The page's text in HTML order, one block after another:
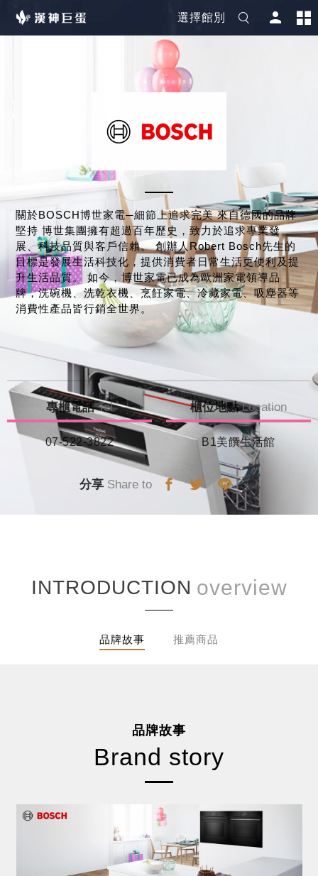
選擇館別
關於BOSCH博世家電─細節上追求完美 來自德國的品牌
堅持 博世集團擁有超過百年歷史，致力於追求專業發
展、科技品質與客戶信賴。 創辦人Robert Bosch先生的
目標是發展生活科技化，提供消費者日常生活更便利及提
升生活品質。 如今，博世家電已成為歐洲家電領導品
牌，洗碗機、洗乾衣機、烹飪家電、冷藏家電、吸塵器等
消費性產品皆行銷全世界。
專櫃電話 Tel
07-522-3822
櫃位地點 Location
B1美饌生活館
分享 Share to
INTRODUCTION
品牌故事 推薦商品
品牌故事
Brand story